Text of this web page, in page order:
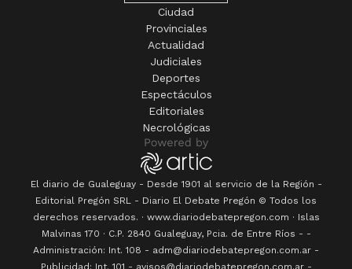
Ciudad
Provinciales
Actualidad
Judiciales
Deportes
Espectáculos
Editoriales
Necrológicas
El diario de Gualeguay - Desde 1901 al servicio de la Región -
Editorial Pregón SRL
- Diario El Debate Pregón © Todos los
derechos reservados. · www.diariodebatepregon.com · Islas
Malvinas 170 · C.P. 2840 Gualeguay, Pcia. de Entre Ríos - -
Administración: Int. 108 - adm@diariodebatepregon.com.ar -
Publicidad: Int. 101 - avisos@diariodebatepregon.com.ar -